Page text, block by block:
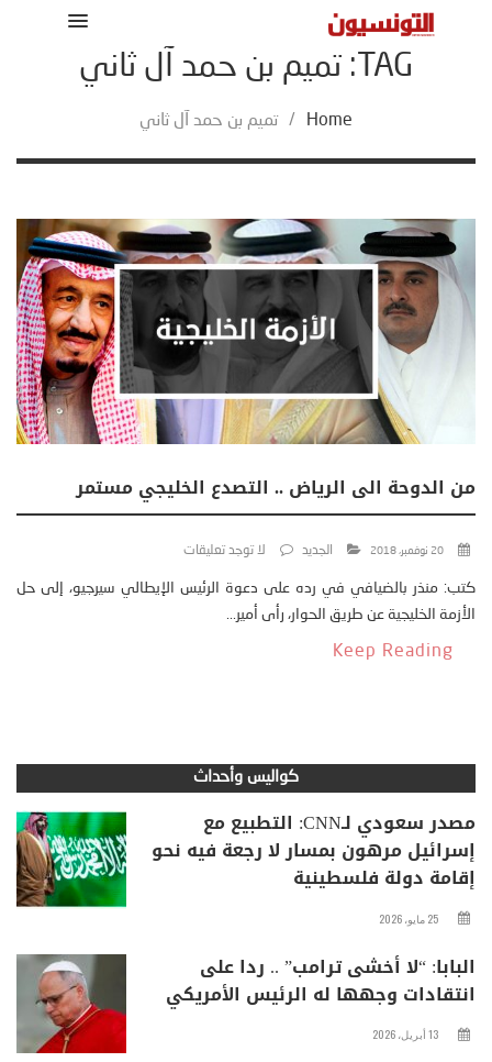
TAG: تميم بن حمد آل ثاني
Home
/ تميم بن حمد آل ثاني
من الدوحة الى الرياض .. التصدع الخليجي مستمر
20 نوفمبر، 2018 الجديد لا توجد تعليقات
كتب: منذر بالضيافي في رده على دعوة الرئيس الإيطالي سيرجيو، إلى حل
الأزمة الخليجية عن طريق الحوار، رأى أمير...
Keep Reading
كواليس وأحداث
مصدر سعودي لـCNN: التطبيع مع
إسرائيل مرهون بمسار لا رجعة فيه نحو
إقامة دولة فلسطينية
25 مايو، 2026
البابا: “لا أخشى ترامب” .. ردا على
انتقادات وجهها له الرئيس الأمريكي
13 أبريل، 2026